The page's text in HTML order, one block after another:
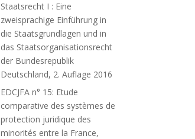
Staatsrecht I : Eine
zweisprachige Einführung in
die Staatsgrundlagen und in
das Staatsorganisationsrecht
der Bundesrepublik
Deutschland, 2. Auflage 2016
EDCJFA n° 15: Etude
comparative des systèmes de
protection juridique des
minorités entre la France,